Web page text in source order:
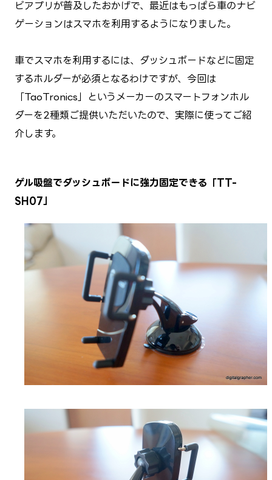
ビアプリが普及したおかげで、最近はもっぱら車のナビ
ゲーションはスマホを利用するようになりました。
車でスマホを利用するには、ダッシュボードなどに固定
するホルダーが必須となるわけですが、今回は
「TaoTronics」というメーカーのスマートフォンホル
ダーを2種類ご提供いただいたので、実際に使ってご紹
介します。
ゲル吸盤でダッシュボードに強力固定できる「TT-
SH07」